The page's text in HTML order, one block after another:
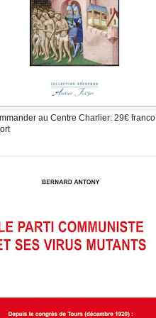
au Centre Charlier: 29€ franco